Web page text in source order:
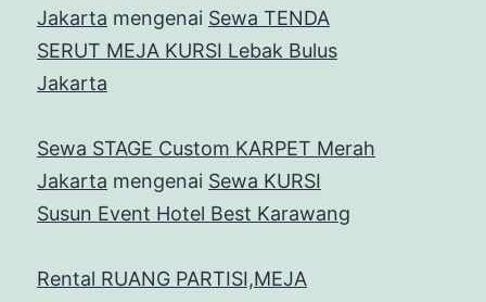
Jakarta mengenai Sewa TENDA
SERUT MEJA KURSI Lebak Bulus
Jakarta
Sewa STAGE Custom KARPET Merah
Jakarta mengenai Sewa KURSI
Susun Event Hotel Best Karawang
Rental RUANG PARTISI,MEJA